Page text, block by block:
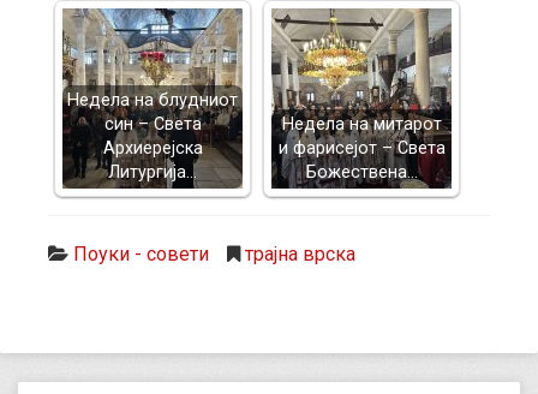
Недела на блудниот
син – Света
Архиерејска
Литургија…
Недела на митарот
и фарисејот – Светa
Божествена…
Поуки - совети трајна врска